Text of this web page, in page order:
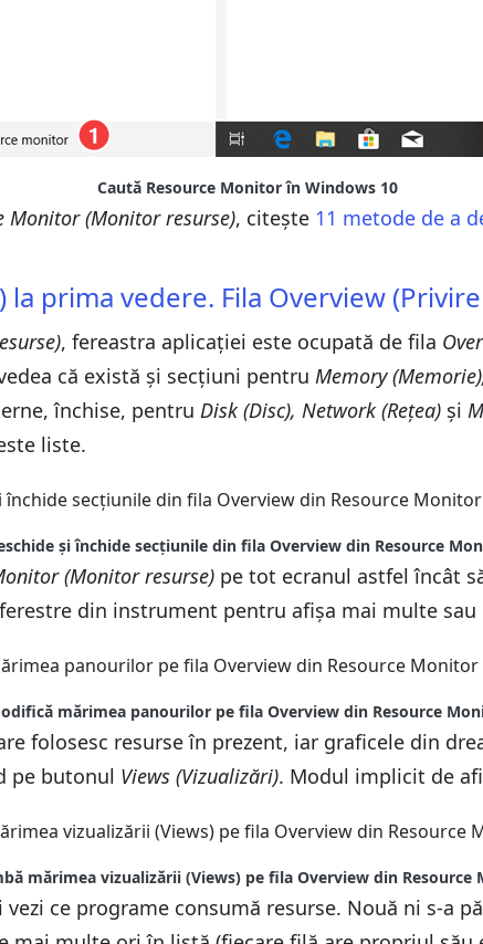
Caută Resource Monitor în Windows 10
Monitor (Monitor resurse), citește 11 metode de a
prima vedere. Fila Overview
, fereastra aplicației este ocupată de fila
că există și secțiuni pentru Memory
închise, pentru Disk (Disc), Network (Rețea) și
liste.
și închide secțiunile din fila Overview din Resource
(Monitor resurse) pe tot ecranul astfel încât
din instrument pentru afișa mai multe
mărimea panourilor pe fila Overview din Resource
folosesc resurse în prezent, iar graficele din
pe butonul Views (Vizualizări). Modul implicit de
mărimea vizualizării (Views) pe fila Overview din Resource
ce programe consumă resurse. Nouă ni s-a